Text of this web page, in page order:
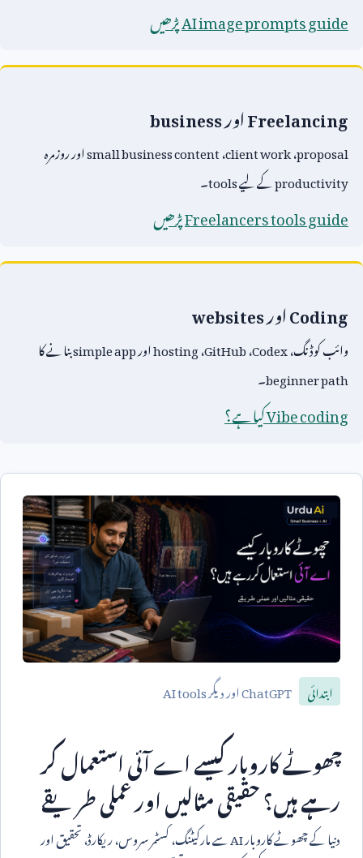
AI image prompts guideپڑھیں
Freelancingاورbusiness
proposal،client work،small business contentاور روزمرہ
productivityکے لیےtools۔
Freelancers tools guideپڑھیں
Codingاورwebsites
وائب کوڈنگ،Codex،GitHub،hostingاورsimple appبنانے کا
beginner path۔
Vibe codingکیا ہے؟
ابتدائی ChatGPTاور دیگرAI tools
چھوٹے کاروبار کیسے اے آئی استعمال کر
رہے ہیں؟ حقیقی مثالیں اور عملی طریقے
دنیا کے چھوٹے کاروبارAIسے مارکیٹنگ، کسٹمر سروس، ریکارڈ، تحقیق اور